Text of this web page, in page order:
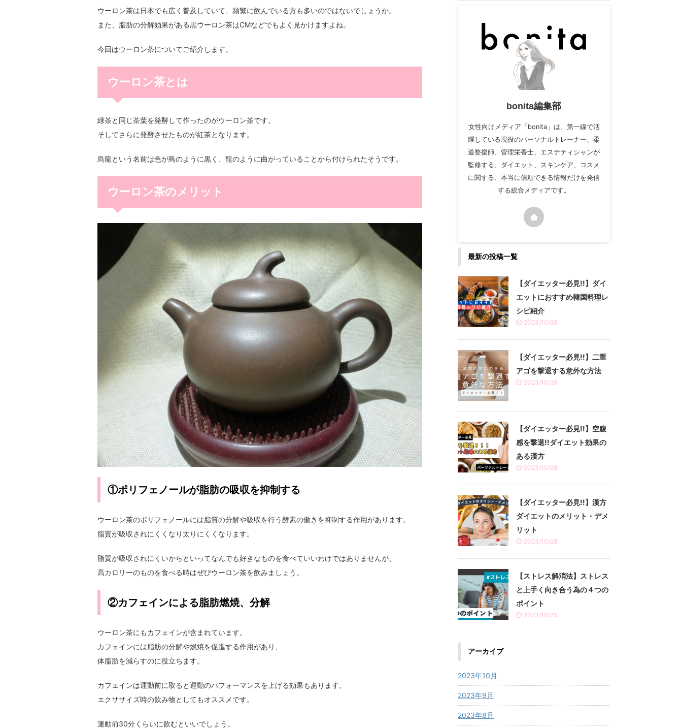
ウーロン茶は日本でも広く普及していて、頻繁に飲んでいる方も多いのではないでしょうか。
また、脂肪の分解効果がある黒ウーロン茶はCMなどでもよく見かけますよね。
今回はウーロン茶についてご紹介します。
ウーロン茶とは
緑茶と同じ茶葉を発酵して作ったのがウーロン茶です。
そしてさらに発酵させたものが紅茶となります。
烏龍という名前は色が鳥のように黒く、龍のように曲がっていることから付けられたそうです。
ウーロン茶のメリット
①ポリフェノールが脂肪の吸収を抑制する
ウーロン茶のポリフェノールには脂質の分解や吸収を行う酵素の働きを抑制する作用があります。
脂質が吸収されにくくなり太りにくくなります。
脂質が吸収されにくいからといってなんでも好きなものを食べていいわけではありませんが、
高カロリーのものを食べる時はぜびウーロン茶を飲みましょう。
②カフェインによる脂肪燃焼、分解
ウーロン茶にもカフェインが含まれています。
カフェインには脂肪の分解や燃焼を促進する作用があり、
体脂肪を減らすのに役立ちます。
カフェインは運動前に取ると運動のパフォーマンスを上げる効果もあります。
エクササイズ時の飲み物としてもオススメです。
運動前30分くらいに飲むといいでしょう。
bonita編集部
女性向けメディア「bonita」は、第一線で活
躍している現役のパーソナルトレーナー、柔
道整復師、管理栄養士、エステティシャンが
監修する、ダイエット、スキンケア、コスメ
に関する、本当に信頼できる情報だけを発信
する総合メディアです。
最新の投稿一覧
【ダイエッター必見!!】ダイ
エットにおすすめ韓国料理レ
シピ紹介
2023/10/28
【ダイエッター必見!!】二重
アゴを撃退する意外な方法
2023/10/28
【ダイエッター必見!!】空腹
感を撃退!!ダイエット効果の
ある漢方
2023/10/28
【ダイエッター必見!!】漢方
ダイエットのメリット・デメ
リット
2023/10/28
【ストレス解消法】ストレス
と上手く向き合う為の４つの
ポイント
2023/10/25
アーカイブ
2023年10月
2023年9月
2023年8月